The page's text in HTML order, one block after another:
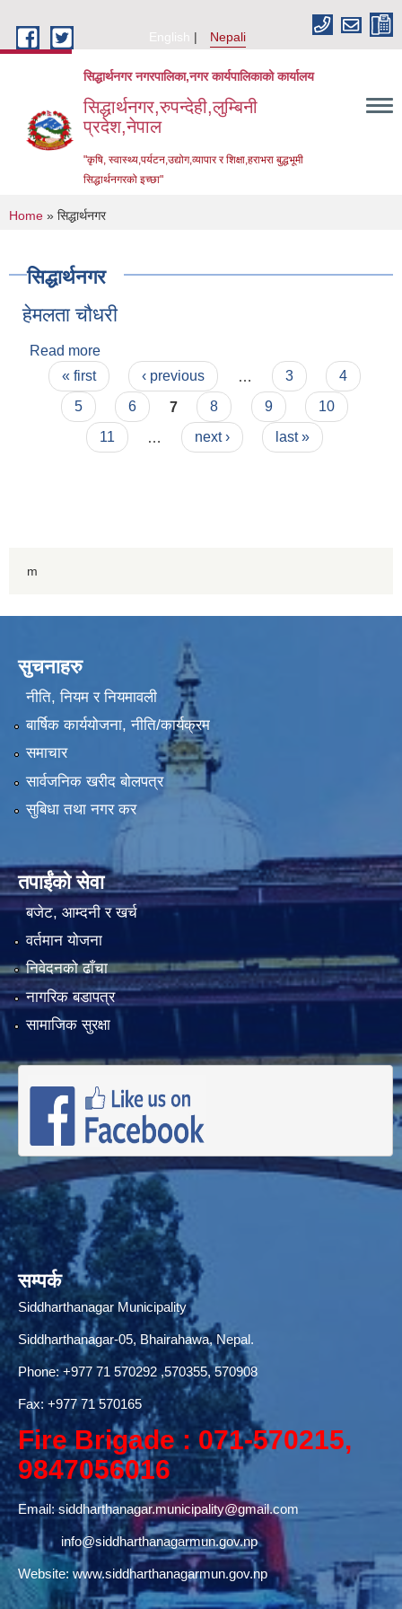
English
Nepali
सिद्धार्थनगर नगरपालिका,नगर कार्यपालिकाको कार्यालय
सिद्धार्थनगर,रुपन्देही,लुम्बिनी
प्रदेश,नेपाल
"कृषि, स्वास्थ्य,पर्यटन,उद्योग,व्यापार र शिक्षा,हराभरा बुद्धभूमी
सिद्धार्थनगरको इच्छा"
You are here
Home » सिद्धार्थनगर
सिद्धार्थनगर
हेमलता चौधरी
Read more
Pages
« first ‹ previous 3
4
5
6 7 8 9
10
11
next › last »
m
सुचनाहरु
नीति, नियम र नियमावली
बार्षिक कार्ययोजना, नीति/कार्यक्रम
समाचार
सार्वजनिक खरीद बोलपत्र
सुबिधा तथा नगर कर
तपाईंको सेवा
बजेट, आम्दनी र खर्च
वर्तमान योजना
निवेदनको ढाँचा
नागरिक बडापत्र
सामाजिक सुरक्षा
सम्पर्क
Siddharthanagar Municipality
Siddharthanagar-05, Bhairahawa, Nepal.
Phone:+977 71 570292,570355, 570908
Fax: +977 71 570165
Fire Brigade : 071-570215,
9847056016
Email:siddharthanagar.municipality@gmail.com
info@siddharthanagarmun.gov.np
Website: www.siddharthanagarmun.gov.np